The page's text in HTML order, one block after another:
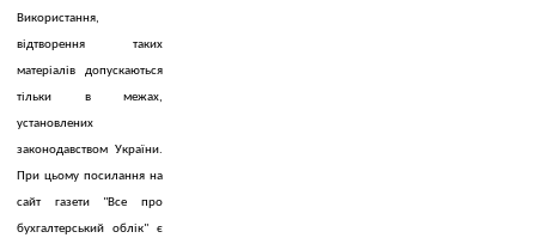
Використання,
відтворення таких
матеріалів допускаються
тільки в межах,
установлених
законодавством України.
При цьому посилання на
сайт газети "Все про
бухгалтерський облік" є